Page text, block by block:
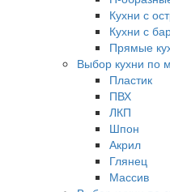
Кухни с
Кухни с
Прямые
Выбор кухни по
Пластик
ПВХ
ЛКП
Шпон
Акрил
Глянец
Массив